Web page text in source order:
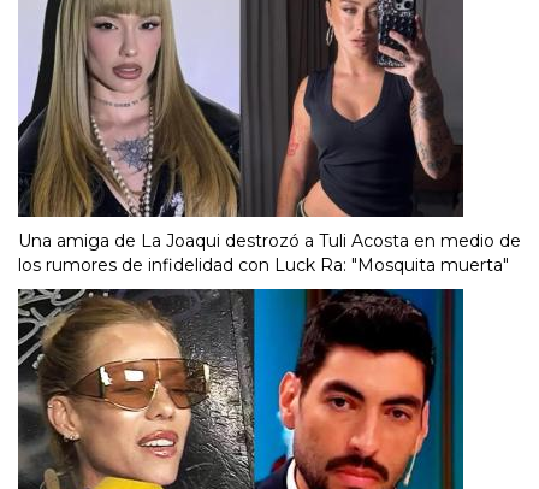
Una amiga de La Joaqui destrozó a Tuli Acosta en medio de
los rumores de infidelidad con Luck Ra: "Mosquita muerta"